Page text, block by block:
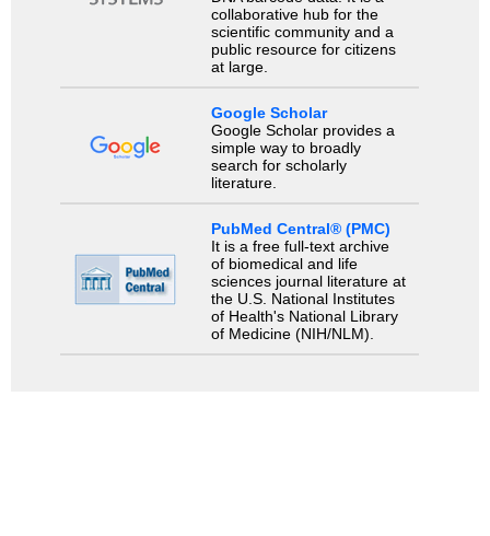
collaborative hub for the
scientific community and a
public resource for citizens
at large.
Google Scholar
Google Scholar provides a
simple way to broadly
search for scholarly
literature.
PubMed Central® (PMC)
It is a free full-text archive
of biomedical and life
sciences journal literature at
the U.S. National Institutes
of Health's National Library
of Medicine (NIH/NLM).